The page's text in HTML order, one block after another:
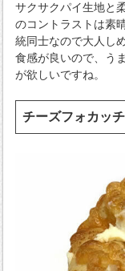
サクサクパイ生地と
のコントラストは素
統同士なので大人し
食感が良いので、う
が欲しいですね。
チーズフォカ